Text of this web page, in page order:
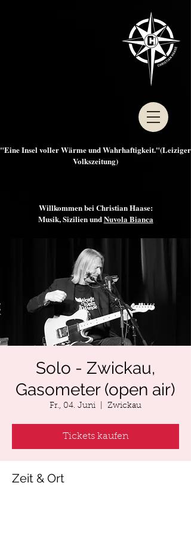
"Eine Insel voller Wärme und Wahrhaftigkeit."(Leiziger
Volkszeitung)
Willkommen bei Christian Haase:
Musik, Sizilien undNuvola Bianca
Solo - Zwickau,
Gasometer (open air)
Fr., 04. Juni Zwickau
Tickets kaufen
Zeit & Ort